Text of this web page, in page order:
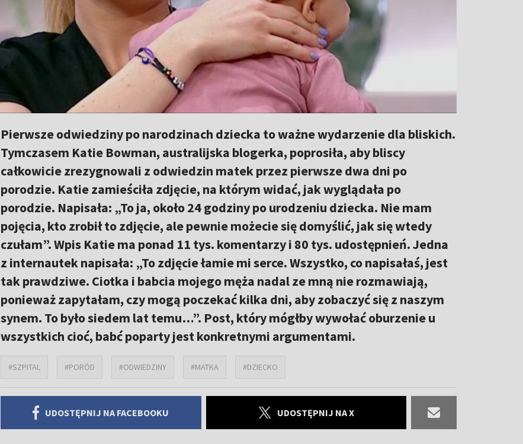
Pierwsze odwiedziny po narodzinach dziecka to ważne wydarzenie dla bliskich.
Tymczasem Katie Bowman, australijska blogerka, poprosiła, aby bliscy
całkowicie zrezygnowali z odwiedzin matek przez pierwsze dwa dni po
porodzie. Katie zamieściła zdjęcie, na którym widać, jak wyglądała po
porodzie. Napisała: „To ja, około 24 godziny po urodzeniu dziecka. Nie mam
pojęcia, kto zrobił to zdjęcie, ale pewnie możecie się domyślić, jak się wtedy
czułam”. Wpis Katie ma ponad 11 tys. komentarzy i 80 tys. udostępnień. Jedna
z internautek napisała: „To zdjęcie łamie mi serce. Wszystko, co napisałaś, jest
tak prawdziwe. Ciotka i babcia mojego męża nadal ze mną nie rozmawiają,
ponieważ zapytałam, czy mogą poczekać kilka dni, aby zobaczyć się z naszym
synem. To było siedem lat temu…”. Post, który mógłby wywołać oburzenie u
wszystkich cioć, babć poparty jest konkretnymi argumentami.
#SZPITAL #PORÓD #ODWIEDZINY #MATKA #DZIECKO
UDOSTĘPNIJ NA FACEBOOKU UDOSTĘPNIJ NA X